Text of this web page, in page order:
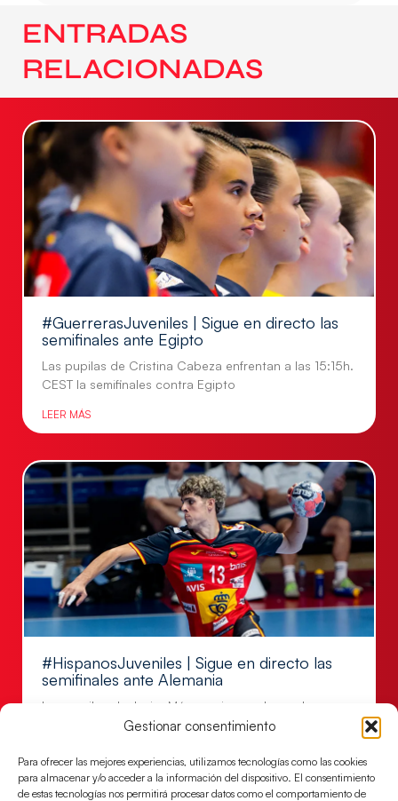
Gestionar consentimiento
Para ofrecer las mejores experiencias, utilizamos tecnologías como las cookies
para almacenar y/o acceder a la información del dispositivo. El consentimiento
de estas tecnologías nos permitirá procesar datos como el comportamiento de
ENTRADAS
RELACIONADAS
#GuerrerasJuveniles | Sigue en directo las
semifinales ante Egipto
Las pupilas de Cristina Cabeza enfrentan a las 15:15h.
CEST la semifinales contra Egipto
LEER MÁS
#HispanosJuveniles | Sigue en directo las
semifinales ante Alemania
Los pupilos de Javier Márquez juegan hoy, a las
17:00h., la semifinal ante Alemania